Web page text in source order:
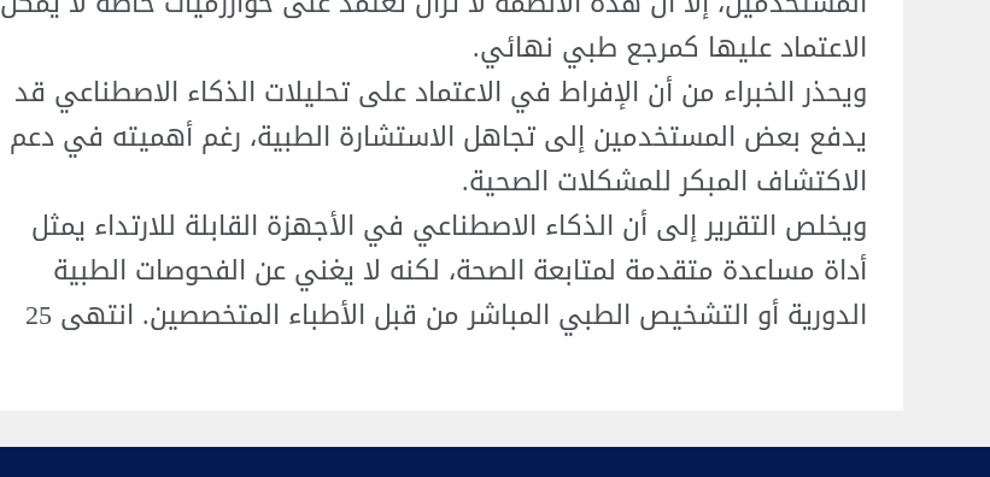
الاعتماد عليها كمرجع طبي نهائي.
ويحذر الخبراء من أن الإفراط في الاعتماد على تحليلات الذكاء الاصطناعي قد
يدفع بعض المستخدمين إلى تجاهل الاستشارة الطبية، رغم أهميته في دعم
الاكتشاف المبكر للمشكلات الصحية.
ويخلص التقرير إلى أن الذكاء الاصطناعي في الأجهزة القابلة للارتداء يمثل
أداة مساعدة متقدمة لمتابعة الصحة، لكنه لا يغني عن الفحوصات الطبية
الدورية أو التشخيص الطبي المباشر من قبل الأطباء المتخصصين. انتهى 25